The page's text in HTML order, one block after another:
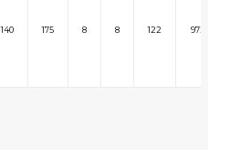
140 175 8 8 122 972